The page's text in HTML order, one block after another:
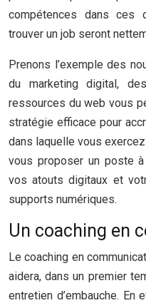
compétences dans ces
trouver un job seront
Prenons l’exemple des
du marketing digital,
ressources du web vous
stratégie efficace pour
dans laquelle vous
vous proposer un poste
vos atouts digitaux et
supports numériques.
Un coaching en
Le coaching en
aidera, dans un premier
entretien d’embauche.